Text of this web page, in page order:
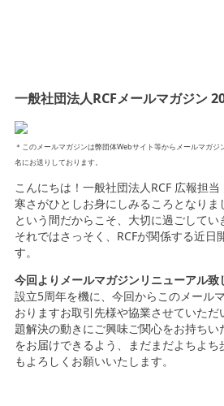
一般社団法人RCFメールマガジン
＊このメールマガジンは弊団体Webサイト等からメールマガ
名にお送りしております。
こんにちは！一般社団法人RCF 広報担当
寒さがひとしお身にしみるころとなり
という間だからこそ、大切に過ごしてい
それではさっそく、RCFが関係する近
す。
今回よりメールマガジンリニューアル致
設立5周年を機に、今回からこのメール
おりますお取引先様や協業させていた
題解決の動きにご興味ご関心をお持ち
をお届けできるよう、まだまだよちよ
もよろしくお願いいたします。